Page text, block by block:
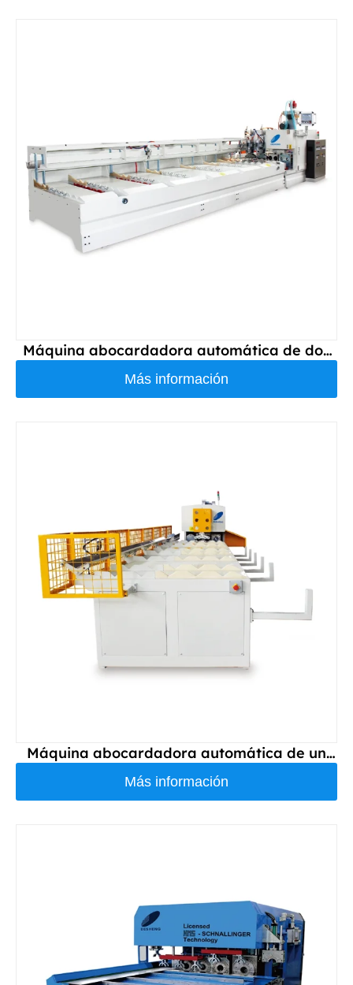
Máquina abocardadora automática de dos
tubos DS110S
Más información
Máquina abocardadora automática de un
solo tubo DS110
Más información